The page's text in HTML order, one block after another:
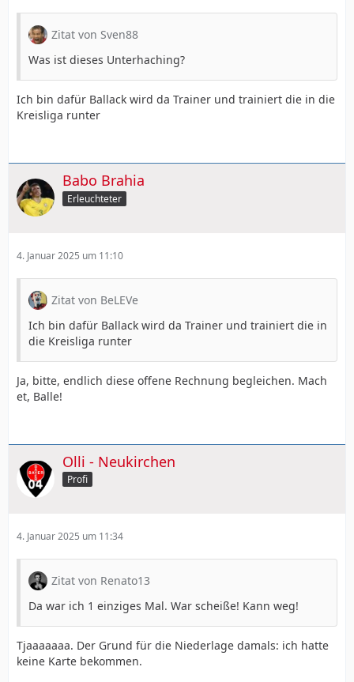
Zitat von Sven88
Was ist dieses Unterhaching?
Ich bin dafür Ballack wird da Trainer und trainiert die in die
Kreisliga runter
Babo Brahia
Erleuchteter
4. Januar 2025 um 11:10
Zitat von BeLEVe
Ich bin dafür Ballack wird da Trainer und trainiert die in
die Kreisliga runter
Ja, bitte, endlich diese offene Rechnung begleichen. Mach
et, Balle!
Olli - Neukirchen
Profi
4. Januar 2025 um 11:34
Zitat von Renato13
Da war ich 1 einziges Mal. War scheiße! Kann weg!
Tjaaaaaaa. Der Grund für die Niederlage damals: ich hatte
keine Karte bekommen.